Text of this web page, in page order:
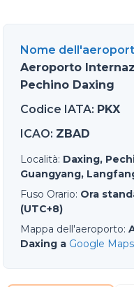
Nome
Aeroporto
Pechino Daxing
Codice IATA: PKX
ICAO: ZBAD
Località: Daxing,
Guangyang,
Fuso Orario: Ora
(UTC+8)
Mappa dell'aeroporto:
Daxing a Google Maps